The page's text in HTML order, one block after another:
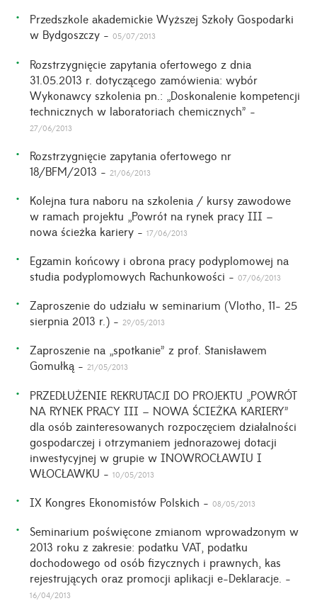
Przedszkole akademickie Wyższej Szkoły Gospodarki
w Bydgoszczy -05/07/2013
Rozstrzygnięcie zapytania ofertowego z dnia
31.05.2013 r. dotyczącego zamówienia: wybór
Wykonawcy szkolenia pn.: „Doskonalenie kompetencji
technicznych w laboratoriach chemicznych” -
27/06/2013
Rozstrzygnięcie zapytania ofertowego nr
18/BFM/2013 - 21/06/2013
Kolejna tura naboru na szkolenia / kursy zawodowe
w ramach projektu „Powrót na rynek pracy III –
nowa ścieżka kariery -17/06/2013
Egzamin końcowy i obrona pracy podyplomowej na
studia podyplomowych Rachunkowości -07/06/2013
Zaproszenie do udziału w seminarium (Vlotho, 11- 25
sierpnia 2013 r.) - 29/05/2013
Zaproszenie na „spotkanie” z prof. Stanisławem
Gomułką - 21/05/2013
PRZEDŁUŻENIE REKRUTACJI DO PROJEKTU „POWRÓT
NA RYNEK PRACY III – NOWA ŚCIEŻKA KARIERY”
dla osób zainteresowanych rozpoczęciem działalności
gospodarczej i otrzymaniem jednorazowej dotacji
inwestycyjnej w grupie w INOWROCŁAWIU I
WŁOCŁAWKU -10/05/2013
IX Kongres Ekonomistów Polskich -08/05/2013
Seminarium poświęcone zmianom wprowadzonym w
2013 roku z zakresie: podatku VAT, podatku
dochodowego od osób fizycznych i prawnych, kas
rejestrujących oraz promocji aplikacji e-Deklaracje. -
16/04/2013